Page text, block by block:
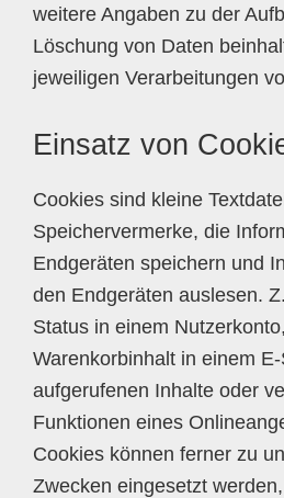
weitere Angaben zu der
Löschung von Daten
jeweiligen Verarbeitungen
Einsatz von
Cookies sind kleine
Speichervermerke, die
Endgeräten speichern und
den Endgeräten auslesen.
Status in einem
Warenkorbinhalt in einem
aufgerufenen Inhalte oder
Funktionen eines
Cookies können ferner zu
Zwecken eingesetzt